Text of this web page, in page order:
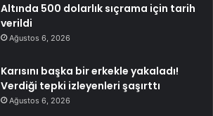
Altında 500 dolarlık sıçrama için tarih
verildi
Ağustos 6, 2026
Karısını başka bir erkekle yakaladı!
Verdiği tepki izleyenleri şaşırttı
Ağustos 6, 2026